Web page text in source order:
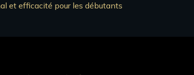
et efficacité pour les débutants